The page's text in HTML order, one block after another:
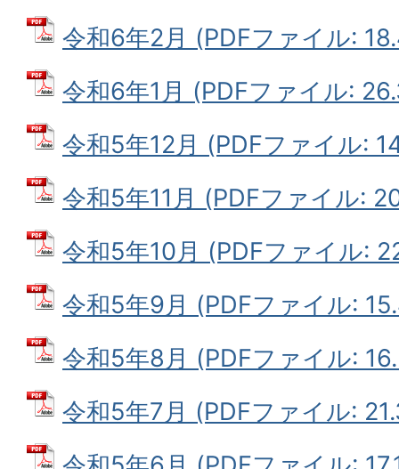
令和6年2月 (PDFファイル:
令和6年1月 (PDFファイル:
令和5年12月 (PDFファイル:
令和5年11月 (PDFファイル:
令和5年10月 (PDFファイル:
令和5年9月 (PDFファイル:
令和5年8月 (PDFファイル:
令和5年7月 (PDFファイル: